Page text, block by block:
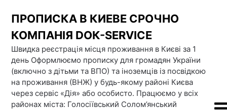
content
ПРОПИСКА В КИЕВЕ СРОЧНО
КОМПАНІЯ DOК-SERVICE
Швидка реєстрація місця проживання в Києві за 1
день Оформлюємо прописку для громадян України
(включно з дітьми та ВПО) та іноземців із посвідкою
на проживання (ВНЖ) у будь-якому районі Києва
через сервіс «Дія» або особисто. Працюємо у всіх
районах міста: Голосіївський Солом’янський